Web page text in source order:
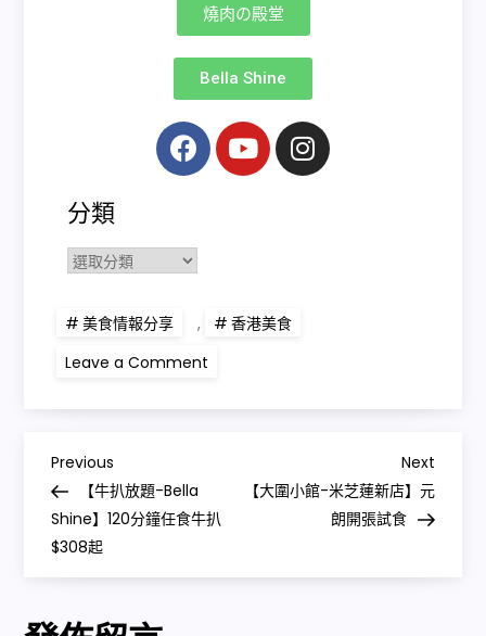
燒肉の殿堂
Bella Shine
分類
美食情報分享 ,
香港美食
Leave a Comment
Previous
【牛扒放題-Bella
Shine】120分鐘任食牛扒
$308起
Next
【大圍小館-米芝蓮新店】元
朗開張試食